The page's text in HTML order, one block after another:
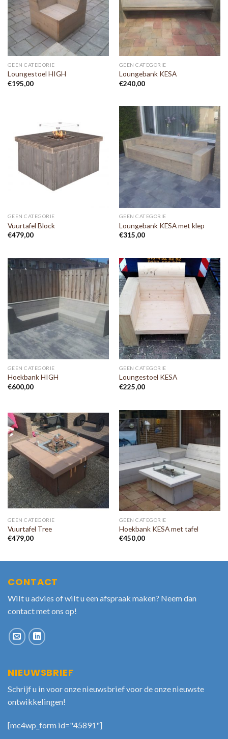
GEEN CATEGORIE
Loungestoel HIGH
€195,00
GEEN CATEGORIE
Loungebank KESA
€240,00
GEEN CATEGORIE
Vuurtafel Block
€479,00
GEEN CATEGORIE
Loungebank KESA met klep
€315,00
GEEN CATEGORIE
Hoekbank HIGH
€600,00
GEEN CATEGORIE
Loungestoel KESA
€225,00
GEEN CATEGORIE
Vuurtafel Tree
€479,00
GEEN CATEGORIE
Hoekbank KESA met tafel
€450,00
CONTACT
Wilt u advies of wilt u een afspraak maken? Neem dan
contact met ons op!
NIEUWSBRIEF
Schrijf u in voor onze nieuwsbrief voor de onze nieuwste
ontwikkelingen!
[mc4wp_form id="45891"]